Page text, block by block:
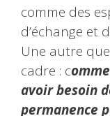
comme des
d’échange et
Une autre
cadre : c
avoir besoin
permanence